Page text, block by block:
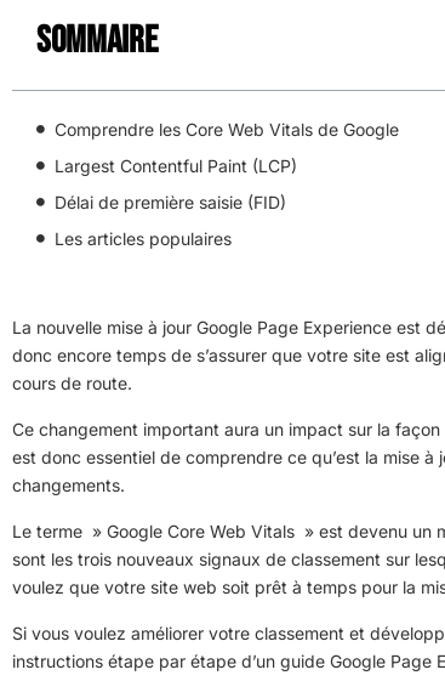
Sommaire
Comprendre les Core Web Vitals de Google
Largest Contentful Paint (LCP)
Délai de première saisie (FID)
Les articles populaires
La nouvelle mise à jour Google Page Experience est
donc encore temps de s’assurer que votre site est
cours de route.
Ce changement important aura un impact sur la
est donc essentiel de comprendre ce qu’est la mise
changements.
Le terme » Google Core Web Vitals » est devenu un
sont les trois nouveaux signaux de classement sur
voulez que votre site web soit prêt à temps pour la
Si vous voulez améliorer votre classement et
instructions étape par étape d’un guide Google Page